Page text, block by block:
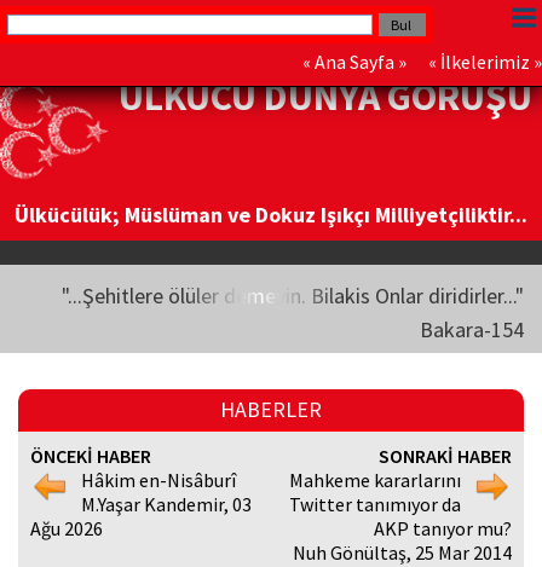
« Ana Sayfa » « İlkelerimiz »
ÜLKÜCÜ DÜNYA GÖRÜŞÜ
Ülkücülük; Müslüman ve Dokuz Işıkçı Milliyetçiliktir...
"...Şehitlere ölüler demeyin. Bilakis Onlar diridirler..."
Bakara-154
HABERLER
ÖNCEKİ HABER
Hâkim en-Nisâburî
M.Yaşar Kandemir, 03
Ağu 2026
SONRAKİ HABER
Mahkeme kararlarını
Twitter tanımıyor da
AKP tanıyor mu?
Nuh Gönültaş, 25 Mar 2014